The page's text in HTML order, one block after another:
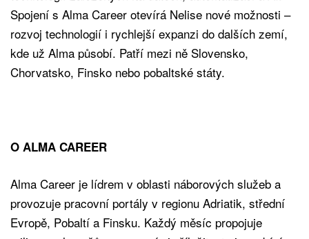
Spojení s Alma Career otevírá Nelise nové možnosti –
rozvoj technologií i rychlejší expanzi do dalších zemí,
kde už Alma působí. Patří mezi ně Slovensko,
Chorvatsko, Finsko nebo pobaltské státy.
O ALMA CAREER
Alma Career je lídrem v oblasti náborových služeb a
provozuje pracovní portály v regionu Adriatik, střední
Evropě, Pobaltí a Finsku. Každý měsíc propojuje